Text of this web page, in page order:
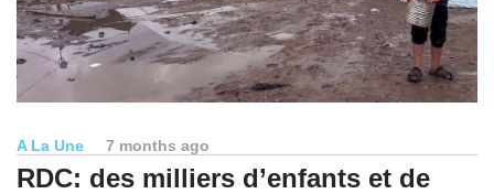
A La Une 7 months ago
RDC: des milliers d’enfants et de